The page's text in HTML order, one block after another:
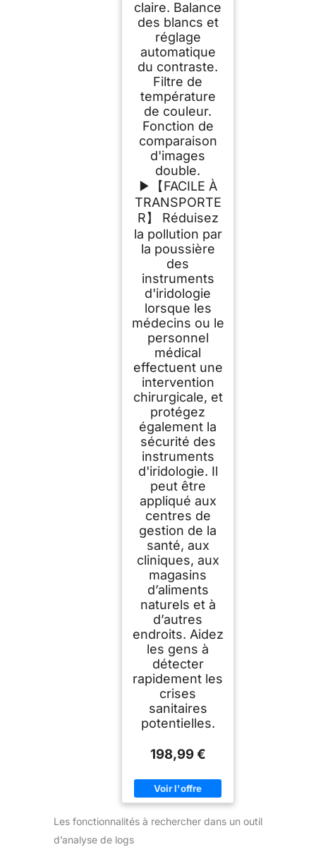
claire. Balance
des blancs et
réglage
automatique
du contraste.
Filtre de
température
de couleur.
Fonction de
comparaison
d'images
double.
▶【FACILE À
TRANSPORTE
R】 Réduisez
la pollution par
la poussière
des
instruments
d'iridologie
lorsque les
médecins ou le
personnel
médical
effectuent une
intervention
chirurgicale, et
protégez
également la
sécurité des
instruments
d'iridologie. Il
peut être
appliqué aux
centres de
gestion de la
santé, aux
cliniques, aux
magasins
d’aliments
naturels et à
d’autres
endroits. Aidez
les gens à
détecter
rapidement les
crises
sanitaires
potentielles.
198,99 €
Les fonctionnalités à rechercher dans un outil
d’analyse de logs